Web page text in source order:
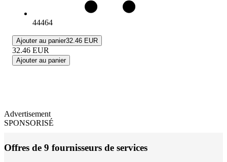
44464
Ajouter au panier32.46 EUR
32.46 EUR
Ajouter au panier
Advertisement
SPONSORISÉ
Offres de 9 fournisseurs de services